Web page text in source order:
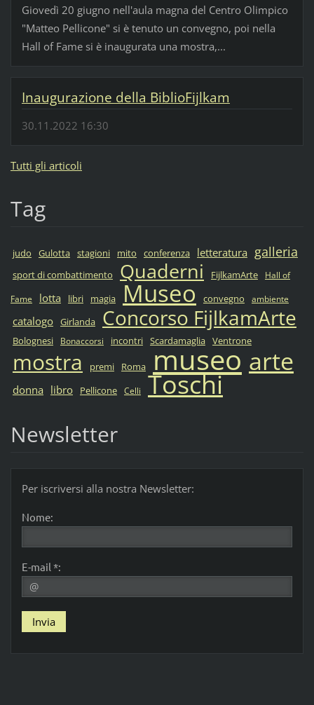
Giovedì 20 giugno nell'aula magna del Centro Olimpico
"Matteo Pellicone" si è tenuto un convegno, poi nella
Hall of Fame si è inaugurata una mostra,...
Inaugurazione della BiblioFijlkam
30.11.2022 16:30
Tutti gli articoli
Tag
judo Gulotta stagioni mito conferenza letteratura galleria
sport di combattimento Quaderni FijlkamArte
Hall of
Fame
lotta libri magia Museo convegno ambiente
catalogo Girlanda Concorso FijlkamArte
Bolognesi Bonaccorsi incontri Scardamaglia Ventrone
mostra premi Roma museo arte
donna libro Pellicone Celli Toschi
Newsletter
Per iscriversi alla nostra Newsletter:
Nome:
E-mail *: